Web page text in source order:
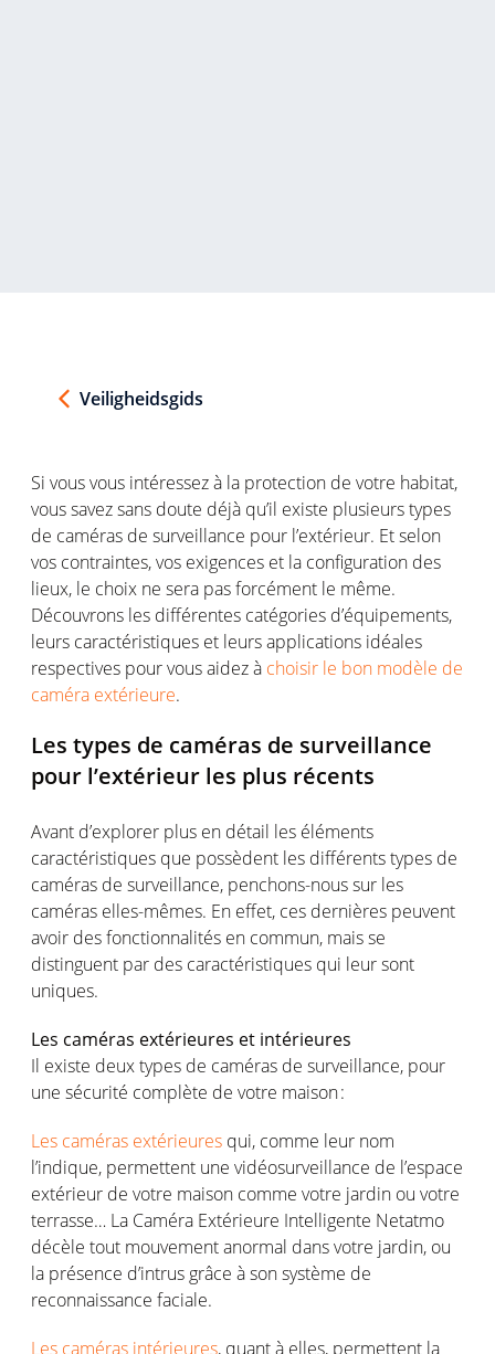
Veiligheidsgids
Si vousvous intéressezà la protection de votre habitat,
voussavezsans doute déjà qu’il existe plusieurstypes
de caméras de surveillance pour l’extérieur. Etselon
vos contraintes,vos exigences et la configuration des
lieux, le choix ne sera pasforcément le même.
Découvrons les différentes catégories d’équipements,
leurs caractéristiques et leursapplications idéales
respectives pourvousaidezà choisir le bon modèle de
caméra extérieure.
Les types de caméras de surveillance
pour l’extérieur les plus récents
Avant d’explorer plus en détail les éléments
caractéristiques que possèdent les différentstypes de
caméras de surveillance, penchons-nous sur les
caméras elles-mêmes. En effet, ces dernières peuvent
avoir desfonctionnalités en commun, maisse
distinguent par des caractéristiques qui leursont
uniques.
Les caméras extérieures et intérieures
Il existe deux types de caméras de surveillance, pour
une sécurité complète de votre maison:
Les caméras extérieures qui, comme leur nom
l’indique, permettent une vidéosurveillance de l’espace
extérieur de votre maison comme votre jardin ou votre
terrasse… La Caméra Extérieure Intelligente Netatmo
décèle tout mouvementanormal dansvotre jardin, ou
la présence d’intrus grâce à sonsystème de
reconnaissance faciale.
Les caméras intérieures, quant à elles, permettent la